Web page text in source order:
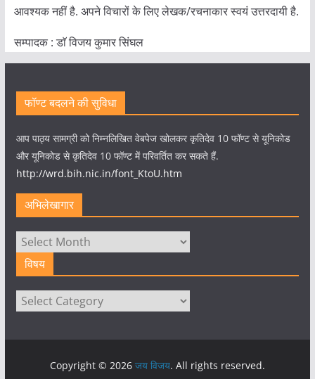
आवश्यक नहीं है. अपने विचारों के लिए लेखक/रचनाकार स्वयं उत्तरदायी है.
सम्पादक : डाॅ विजय कुमार सिंघल
फॉण्ट बदलने की सुविधा
आप पाठ्य सामग्री को निम्नलिखित वेबपेज खोलकर कृतिदेव 10 फॉण्ट से यूनिकोड
और यूनिकोड से कृतिदेव 10 फॉण्ट में परिवर्तित कर सकते हैं.
http://wrd.bih.nic.in/font_KtoU.htm
अभिलेखागार
अभिलेखागार
विषय
विषय
Copyright © 2026 जय विजय. All rights reserved.